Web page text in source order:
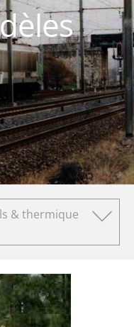
& thermique